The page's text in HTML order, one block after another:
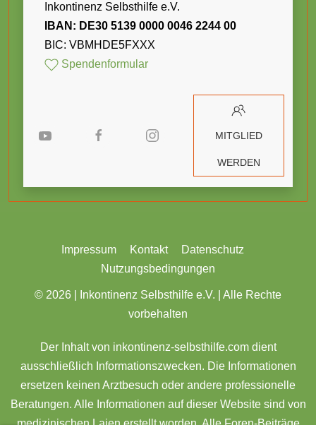
Inkontinenz Selbsthilfe e.V.
IBAN: DE30 5139 0000 0046 2244 00
BIC: VBMHDE5FXXX
Spendenformular
MITGLIED
WERDEN
Impressum Kontakt
Datenschutz
Nutzungsbedingungen
© 2026 |
Inkontinenz Selbsthilfe e.V. | Alle Rechte
vorbehalten
Der Inhalt von inkontinenz-selbsthilfe.com dient
ausschließlich Informationszwecken. Die Informationen
ersetzen keinen Arztbesuch oder andere professionelle
Beratungen. Alle Informationen auf dieser Website sind von